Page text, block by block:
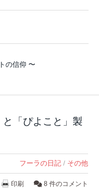
の信仰 〜
「ぴよこと」製
フーラの日記/ その他
印刷 8件のコメント